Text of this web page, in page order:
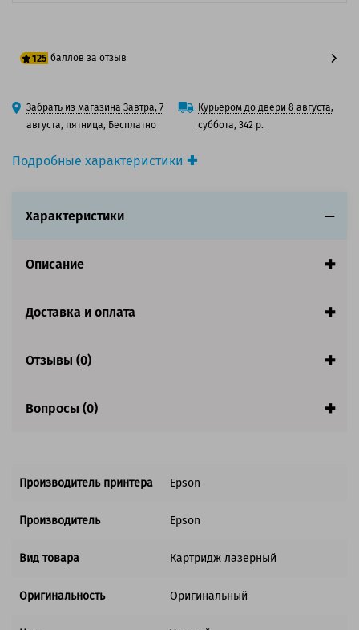
Подробные характеристики
Вид товара:Картридж лазерный
Ресурс:4 500 страниц формата А4 при 5%
Совместим с аппаратами
125 баллов за отзыв
100 баллов
125 баллов
Забрать из магазина Завтра, 7
августа, пятница, Бесплатно
Курьером до двери 8 августа,
суббота, 342 р.
Характеристики
Описание
Доставка и оплата
Отзывы (0)
Вопросы (0)
Производитель принтера Epson
Производитель Epson
Вид товара Картридж лазерный
Оригинальность Оригинальный